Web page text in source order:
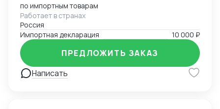
по импортным товарам
Работает в странах
Россия
Импортная декларация
10 000 ₽
Написать
ПРЕДЛОЖИТЬ ЗАКАЗ